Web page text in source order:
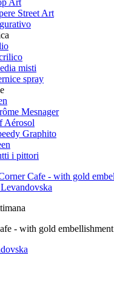
Street Art
misti
spray
Mesnager
Aérosol
Graphito
i pittori
- with gold embellishment